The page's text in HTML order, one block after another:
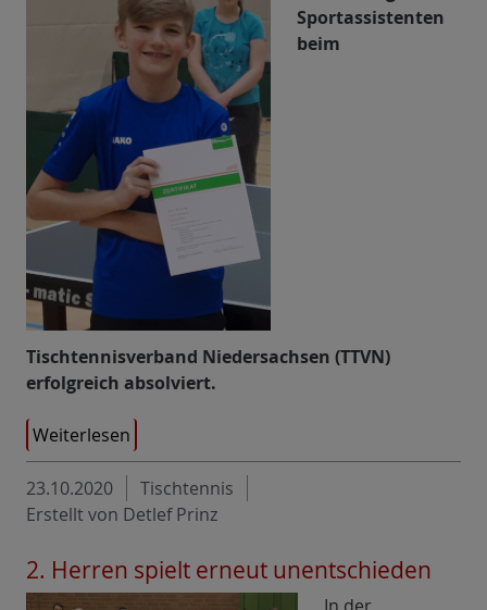
Sportassistenten
beim
Tischtennisverband Niedersachsen (TTVN)
erfolgreich absolviert.
Weiterlesen
23.10.2020
Tischtennis
Erstellt von Detlef Prinz
2. Herren spielt erneut unentschieden